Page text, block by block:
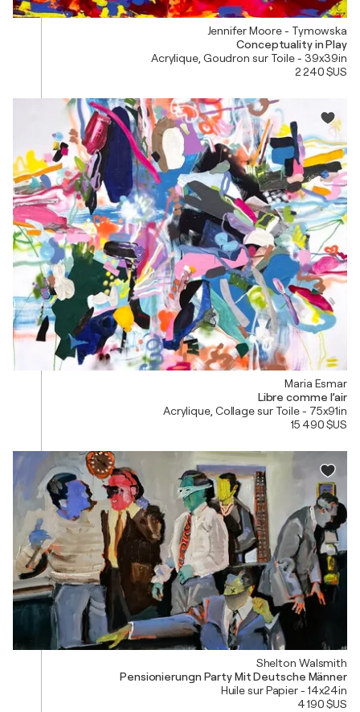
Jennifer Moore - Tymowska
Conceptuality in Play
Acrylique, Goudron sur Toile - 39x39in
2 240 $US
Maria Esmar
Libre comme l’air
Acrylique, Collage sur Toile - 75x91in
15 490 $US
Shelton Walsmith
Pensionierungn Party Mit Deutsche Männer
Huile sur Papier - 14x24in
4 190 $US